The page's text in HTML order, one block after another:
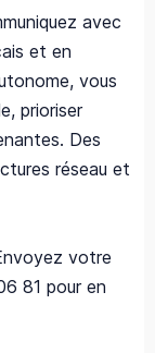
avec
et en
vous
prioriser
Des
réseau et
votre
81 pour en